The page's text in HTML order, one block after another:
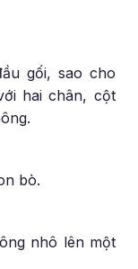
gối, sao cho
hai chân, cột
bò.
nhô lên một